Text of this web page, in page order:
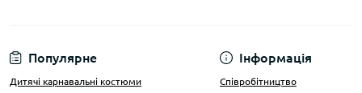
Популярне
Дитячі карнавальні костюми
Інформація
Співробітництво